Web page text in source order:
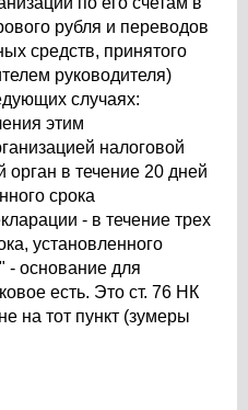
рубля и переводов
средств, принятого
руководителя)
случаях:
этим
налоговой
орган в течение 20 дней
срока
- в течение трех
установленного
- основание для
есть. Это ст. 76 НК
на тот пункт (зумеры